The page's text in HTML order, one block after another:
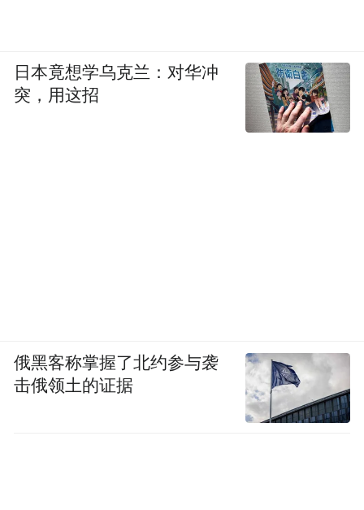
日本竟想学乌克兰：对华冲
突，用这招
俄黑客称掌握了北约参与袭
击俄领土的证据